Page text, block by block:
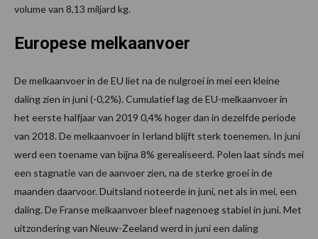
volume van 8,13 miljard kg.
Europese melkaanvoer
De melkaanvoer in de EU liet na de nulgroei in mei een kleine
daling zien in juni (-0,2%). Cumulatief lag de EU-melkaanvoer in
het eerste halfjaar van 2019 0,4% hoger dan in dezelfde periode
van 2018. De melkaanvoer in Ierland blijft sterk toenemen. In juni
werd een toename van bijna 8% gerealiseerd. Polen laat sinds mei
een stagnatie van de aanvoer zien, na de sterke groei in de
maanden daarvoor. Duitsland noteerde in juni, net als in mei, een
daling. De Franse melkaanvoer bleef nagenoeg stabiel in juni. Met
uitzondering van Nieuw-Zeeland werd in juni een daling